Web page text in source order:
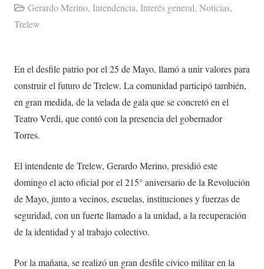
Gerardo Merino, Intendencia, Interés general, Noticias,
Trelew
En el desfile patrio por el 25 de Mayo, llamó a unir valores para
construir el futuro de Trelew. La comunidad participó también,
en gran medida, de la velada de gala que se concretó en el
Teatro Verdi, que contó con la presencia del gobernador
Torres.
El intendente de Trelew, Gerardo Merino, presidió este
domingo el acto oficial por el 215° aniversario de la Revolución
de Mayo, junto a vecinos, escuelas, instituciones y fuerzas de
seguridad, con un fuerte llamado a la unidad, a la recuperación
de la identidad y al trabajo colectivo.
Por la mañana, se realizó un gran desfile cívico militar en la